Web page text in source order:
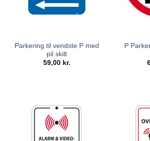
Parkering til vendste P med
pil skilt
59,00 kr.
P